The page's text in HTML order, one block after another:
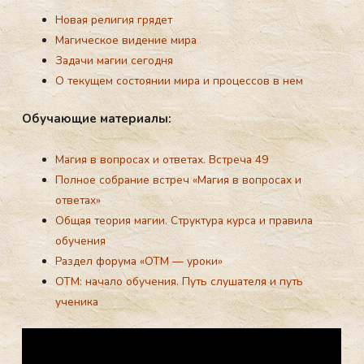
Нoвая религия грядет
Магическое видение мира
Задачи магии сегодня
О текущем состоянии мира и процессов в нем
Обу­ча­ющиема­те­ри­алы:
Магия в вопросах и ответах. Встреча 49
Полное собрание встреч «Магия в вопросах и
ответах»
Общая теория магии. Структура курса и правила
обучения
Раздел форума «ОТМ — уроки»
ОТМ: начало обучения. Путь слушателя и путь
ученика